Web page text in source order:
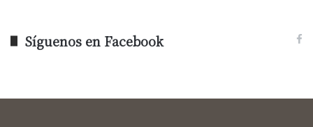
Síguenos en Facebook